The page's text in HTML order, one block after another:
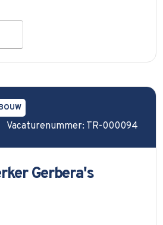
Vacaturenummer: TR-000094
Gerbera's